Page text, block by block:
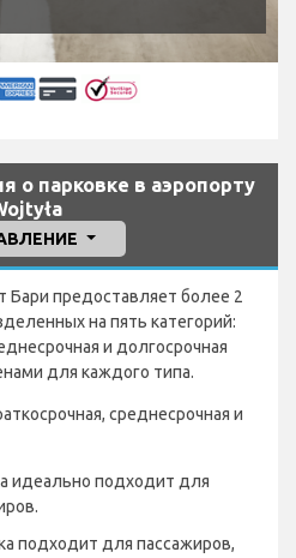
о парковке в аэропорту
предоставляет более 2
на пять категорий:
и долгосрочная
для каждого типа.
среднесрочная и
идеально подходит для
подходит для пассажиров,